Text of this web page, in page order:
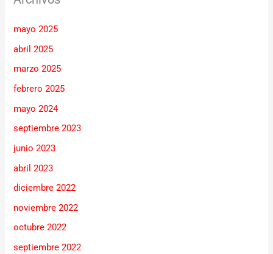
mayo 2025
abril 2025
marzo 2025
febrero 2025
mayo 2024
septiembre 2023
junio 2023
abril 2023
diciembre 2022
noviembre 2022
octubre 2022
septiembre 2022